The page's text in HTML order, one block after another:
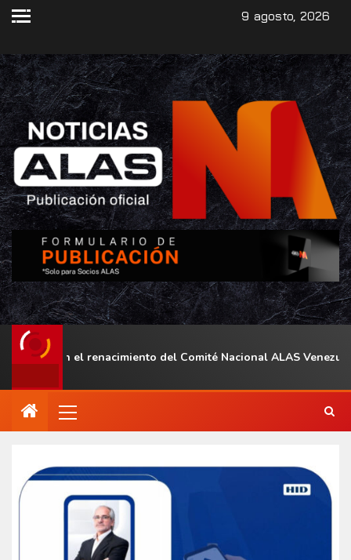
9 agosto, 2026
el renacimiento del Comité Nacional ALAS Venezuela